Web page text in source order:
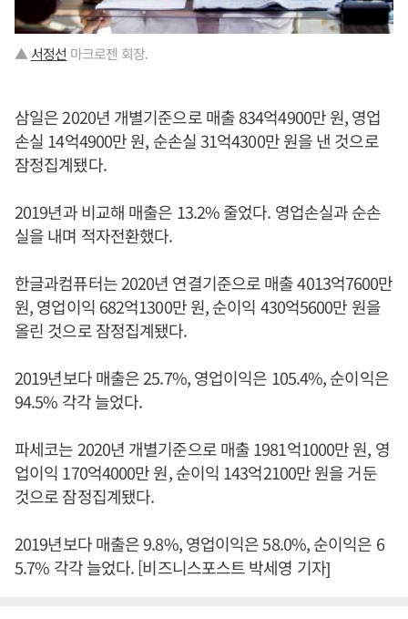
▲서정선 마크로젠 회장.
삼일은 2020년 개별기준으로 매출 834억4900만 원, 영업
손실 14억4900만 원, 순손실 31억4300만 원을 낸 것으로
잠정집계됐다.
2019년과 비교해 매출은 13.2% 줄었다. 영업손실과 순손
실을 내며 적자전환했다.
한글과컴퓨터는 2020년 연결기준으로 매출 4013억7600만
원, 영업이익 682억1300만 원, 순이익 430억5600만 원을
올린 것으로 잠정집계됐다.
2019년보다 매출은 25.7%, 영업이익은 105.4%, 순이익은
94.5% 각각 늘었다.
파세코는 2020년 개별기준으로 매출 1981억1000만 원, 영
업이익 170억4000만 원, 순이익 143억2100만 원을 거둔
것으로 잠정집계됐다.
2019년보다 매출은 9.8%, 영업이익은 58.0%, 순이익은 6
5.7% 각각 늘었다. [비즈니스포스트 박세영 기자]